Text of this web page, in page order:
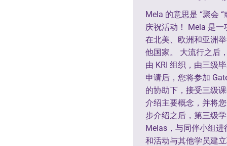
Mela 的意思是 “聚会
庆祝活动！ Mela 是
在北美、欧洲和亚洲
他国家。 大流行之后
由 KRI 组织，由三级
申请后，您将参加
的协助下，接受三级
介绍主要概念，并将
步介绍之后，第三级
Melas，与同伴小组
和活动与其他学员建